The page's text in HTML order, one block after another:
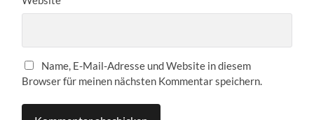
Name, E-Mail-Adresse und Website in diesem
Browser für meinen nächsten Kommentar speichern.